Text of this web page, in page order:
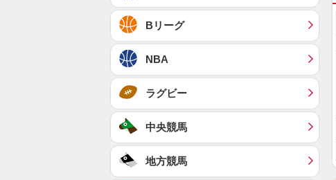
Bリーグ
NBA
ラグビー
中央競馬
地方競馬